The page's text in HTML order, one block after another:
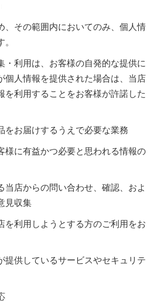
、その範囲内においてのみ、個人情
・利用は、お客様の自発的な提供に
個人情報を提供された場合は、当店
を利用することをお客様が許諾した
をお届けするうえで必要な業務
様に有益かつ必要と思われる情報の
当店からの問い合わせ、確認、およ
見収集
を利用しようとする方のご利用をお
提供しているサービスやセキュリテ